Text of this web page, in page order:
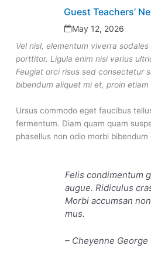
Guest Teachers’
May 12, 2026
Vel nisl, elementum viverra
porttitor. Ligula enim nisi varius
Feugiat orci risus sed consectetur
bibendum aliquet mi et, proin etiam
Ursus commodo eget faucibus
fermentum. Diam quam quam
phasellus non odio morbi bibendum
Felis condimentum
augue. Ridiculus
Morbi accumsan
mus.
– Cheyenne George